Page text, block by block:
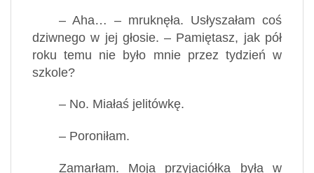
– Aha… – mruknęła. Usłyszałam coś
dziwnego w jej głosie. – Pamiętasz, jak pół
roku temu nie było mnie przez tydzień w
szkole?
– No. Miałaś jelitówkę.
– Poroniłam.
Zamarłam. Moja przyjaciółka była w